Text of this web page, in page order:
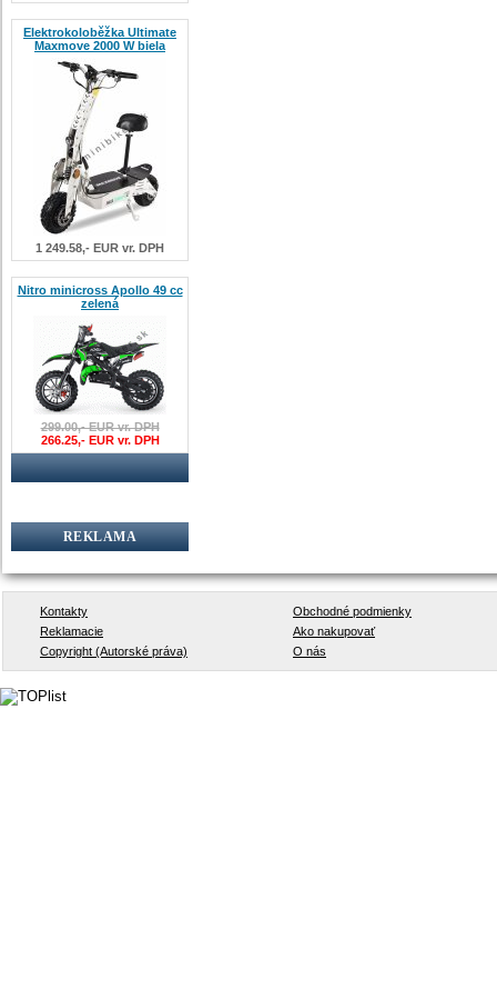
Elektrokoloběžka Ultimate
Maxmove 2000 W biela
1 249.58,- EUR vr. DPH
Nitro minicross Apollo 49 cc
zelená
299.00,- EUR vr. DPH
266.25,- EUR vr. DPH
REKLAMA
Kontakty
Obchodné podmienky
Reklamacie
Ako nakupovať
Copyright (Autorské práva)
O nás